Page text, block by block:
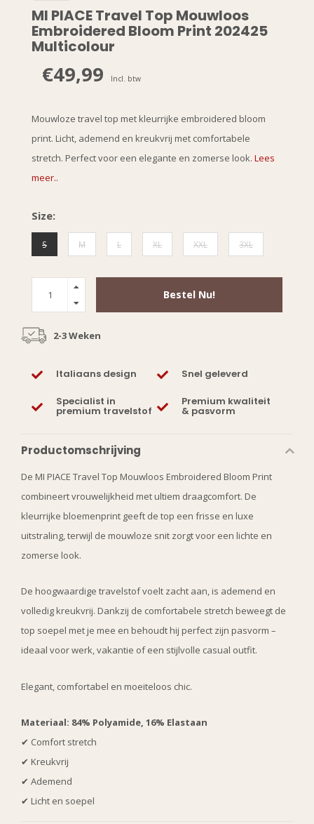
MI PIACE Travel Top Mouwloos
Embroidered Bloom Print 202425
Multicolour
€49,99 Incl. btw
Mouwloze travel top met kleurrijke embroidered bloom
print. Licht, ademend en kreukvrij met comfortabele
stretch. Perfect voor een elegante en zomerse look. Lees
meer..
Size:
S M L XL XXL 3XL
Bestel Nu!
2-3 Weken
Italiaans design Snel geleverd
Specialist in
premium travelstof
Premium kwaliteit
& pasvorm
Productomschrijving
De MI PIACE Travel Top Mouwloos Embroidered Bloom Print
combineert vrouwelijkheid met ultiem draagcomfort. De
kleurrijke bloemenprint geeft de top een frisse en luxe
uitstraling, terwijl de mouwloze snit zorgt voor een lichte en
zomerse look.
De hoogwaardige travelstof voelt zacht aan, is ademend en
volledig kreukvrij. Dankzij de comfortabele stretch beweegt de
top soepel met je mee en behoudt hij perfect zijn pasvorm –
ideaal voor werk, vakantie of een stijlvolle casual outfit.
Elegant, comfortabel en moeiteloos chic.
Materiaal: 84% Polyamide, 16% Elastaan
✔ Comfort stretch
✔ Kreukvrij
✔ Ademend
✔ Licht en soepel